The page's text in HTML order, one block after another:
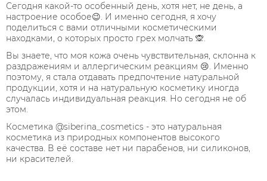
Сегодня какой-то особенный день, хотя нет, не день, а
настроение особое😉. И именно сегодня, я хочу
поделиться с вами отличными косметическими
находками, о которых просто грех молчать 🙊. ⠀
Вы знаете, что моя кожа очень чувствительная, склонна к
раздражениям и аллергическим реакциям 😢. Именно
поэтому, я стала отдавать предпочтение натуральной
продукции, хотя и на натуральную косметику иногда
случалась индивидуальная реакция. Но сегодня не об
этом.⠀
Косметика @siberina_cosmetics - это натуральная
косметика из природных компонентов высокого
качества. В её составе нет ни парабенов, ни силиконов,
ни красителей. ⠀